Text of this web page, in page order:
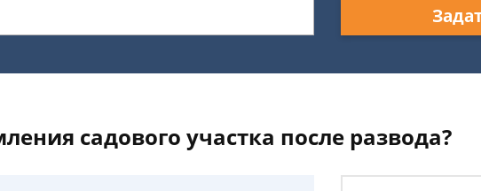
садового участка после развода?